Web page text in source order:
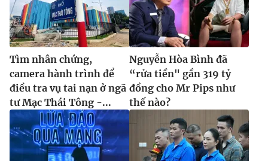
Tìm nhân chứng,
camera hành trình để
điều tra vụ tai nạn ở ngã
tư Mạc Thái Tông -...
Nguyễn Hòa Bình đã
“rửa tiền" gần 319 tỷ
đồng cho Mr Pips như
thế nào?